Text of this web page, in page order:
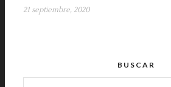
21 septiembre, 2020
BUSCAR